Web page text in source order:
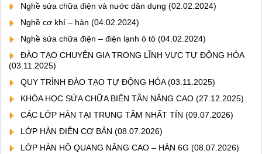
Nghề sửa chữa điện và nước dân dụng (02.02.2024)
Nghề cơ khí – hàn (04.02.2024)
Nghề sửa chữa điện – điện lạnh ô tô (04.02.2024)
ĐÀO TẠO CHUYÊN GIA TRONG LĨNH VỰC TỰ ĐỘNG HÓA
(03.11.2025)
QUY TRÌNH ĐÀO TẠO TỰ ĐỘNG HÓA(03.11.2025)
KHÓA HỌC SỬA CHỮA BIẾN TẦN NÂNG CAO (27.12.2025)
CÁC LỚP HÀN TẠI TRUNG TÂM NHẤT TÍN (09.07.2026)
LỚP HÀN ĐIỆN CƠ BẢN (08.07.2026)
LỚP HÀN HỒ QUANG NÂNG CAO – HÀN 6G (08.07.2026)